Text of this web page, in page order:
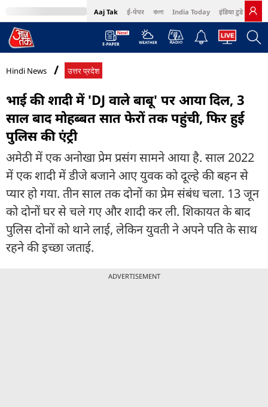
Aaj Tak ई-पेपर বাংলা India Today इंडिया टुडे हिंदी
MumbaiTak Cosmopolitan Harper's Bazaar Northeast
Hindi News उत्तर प्रदेश
भाई की शादी में 'DJ वाले बाबू' पर आया दिल, 3
साल बाद मोहब्बत सात फेरों तक पहुंची, फिर हुई
पुलिस की एंट्री
अमेठी में एक अनोखा प्रेम प्रसंग सामने आया है. साल 2022
में एक शादी में डीजे बजाने आए युवक को दूल्हे की बहन से
प्यार हो गया. तीन साल तक दोनों का प्रेम संबंध चला. 13 जून
को दोनों घर से चले गए और शादी कर ली. शिकायत के बाद
पुलिस दोनों को थाने लाई, लेकिन युवती ने अपने पति के साथ
रहने की इच्छा जताई.
ADVERTISEMENT